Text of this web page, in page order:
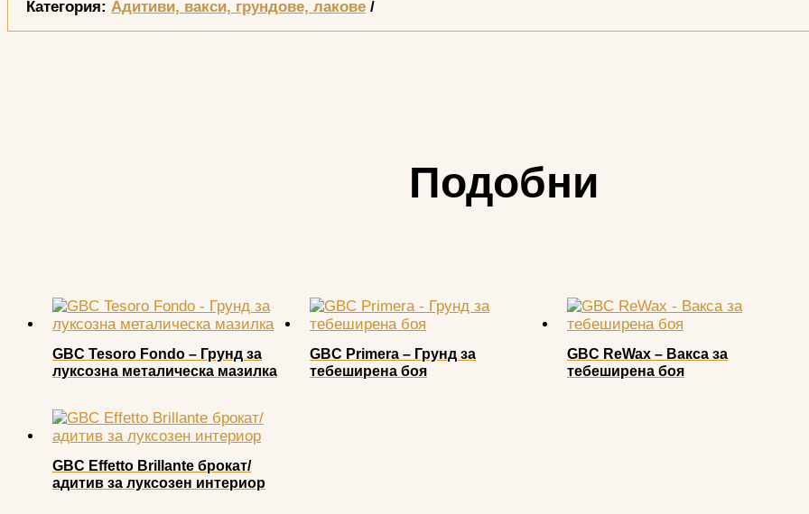
Категория: Адитиви, вакси, грундове, лакове
Подобни
GBC Tesoro Fondo – Грунд за
луксозна металическа мазилка
GBC Primera – Грунд за
тебеширена боя
GBC ReWax – Вакса за
тебеширена боя
GBC Effetto Brillante брокат/
адитив за луксозен интериор